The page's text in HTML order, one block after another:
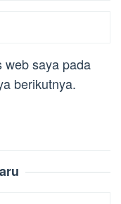
web saya pada
berikutnya.